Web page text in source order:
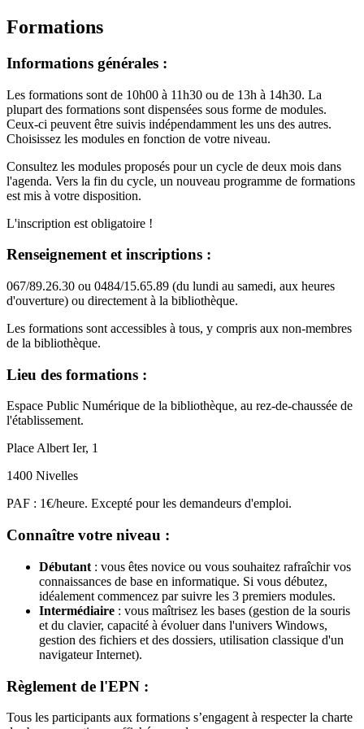
Formations
Informations générales :
Les formations sont de 10h00 à 11h30 ou de 13h à 14h30. La
plupart des formations sont dispensées sous forme de modules.
Ceux-ci peuvent être suivis indépendamment les uns des autres.
Choisissez les modules en fonction de votre niveau.
Consultez les modules proposés pour un cycle de deux mois dans
l'agenda. Vers la fin du cycle, un nouveau programme de formations
est mis à votre disposition.
L'inscription est obligatoire !
Renseignement et inscriptions :
067/89.26.30 ou 0484/15.65.89 (du lundi au samedi, aux heures
d'ouverture) ou directement à la bibliothèque.
Les formations sont accessibles à tous, y compris aux non-membres
de la bibliothèque.
Lieu des formations :
Espace Public Numérique de la bibliothèque, au rez-de-chaussée de
l'établissement.
Place Albert Ier, 1
1400 Nivelles
PAF : 1€/heure. Excepté pour les demandeurs d'emploi.
Connaître votre niveau :
Débutant : vous êtes novice ou vous souhaitez rafraîchir vos
connaissances de base en informatique. Si vous débutez,
idéalement commencez par suivre les 3 premiers modules.
Intermédiaire : vous maîtrisez les bases (gestion de la souris
et du clavier, capacité à évoluer dans l'univers Windows,
gestion des fichiers et des dossiers, utilisation classique d'un
navigateur Internet).
Règlement de l'EPN :
Tous les participants aux formations s’engagent à respecter la charte